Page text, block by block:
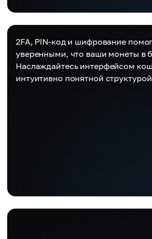
2FA, PIN-код и шифрование
уверенными, что ваши монеты в
Наслаждайтесь интерфейсом
интуитивно понятной